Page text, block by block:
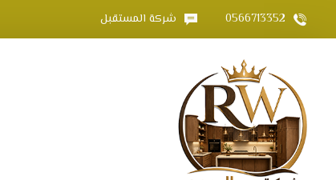
0566713352 شركة المستقبل